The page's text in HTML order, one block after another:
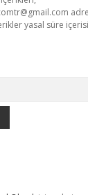
yasal süre